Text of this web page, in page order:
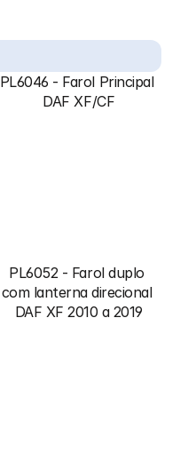
PL6046 - Farol Principal
DAF XF/CF
PL6052 - Farol duplo
com lanterna direcional
DAF XF 2010 a 2019